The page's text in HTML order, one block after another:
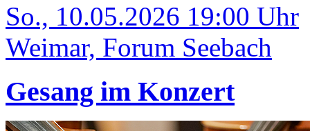
So., 10.05.2026 19:00 Uhr
Weimar, Forum Seebach
Gesang im Konzert